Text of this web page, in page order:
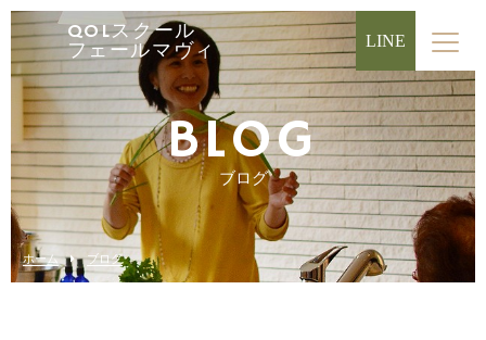
QOLスクール
フェールマヴィ
LINE
BLOG
ブログ
ホーム ブログ